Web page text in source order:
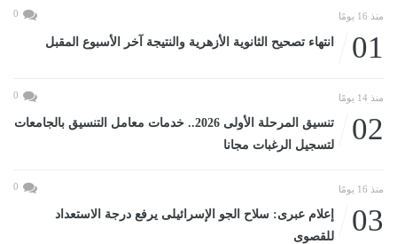
منذ 16 يومًا 0
01 انتهاء تصحيح الثانوية الأزهرية والنتيجة آخر الأسبوع المقبل
منذ 14 يومًا 0
02
تنسيق المرحلة الأولى 2026.. خدمات معامل التنسيق بالجامعات
لتسجيل الرغبات مجانا
منذ 16 يومًا 0
03
إعلام عبرى: سلاح الجو الإسرائيلى يرفع درجة الاستعداد
للقصوى